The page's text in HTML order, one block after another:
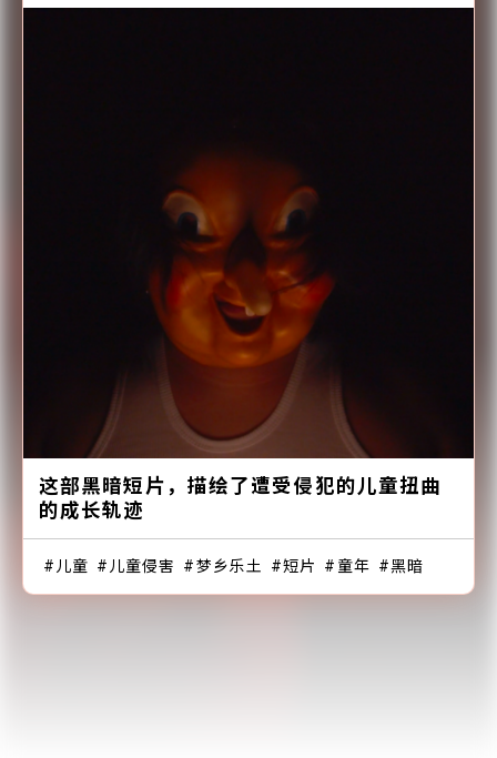
这部黑暗短片，描绘了遭受侵犯的儿童扭曲
的成长轨迹
儿童 儿童侵害 梦乡乐土 短片 童年 黑暗